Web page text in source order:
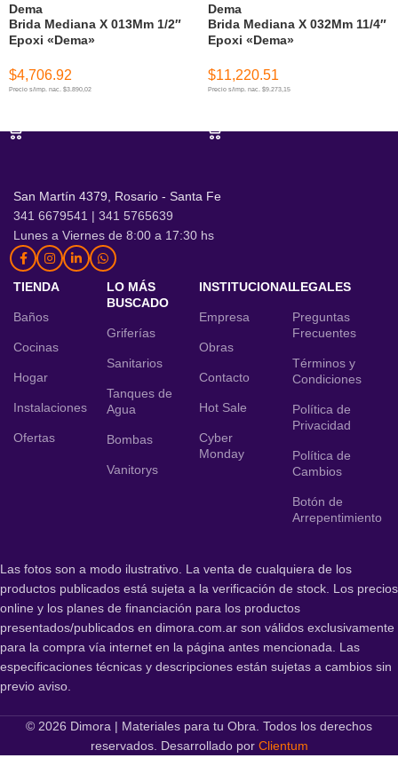
Brida Mediana X 013Mm 1/2″
Epoxi «Dema»
Dema
$4,706.92
Precio s/imp. nac. $3.890,02
Brida Mediana X 032Mm 11/4″
Epoxi «Dema»
Dema
$11,220.51
Precio s/imp. nac. $9.273,15
San Martín 4379, Rosario - Santa Fe
341 6679541 | 341 5765639
Lunes a Viernes de 8:00 a 17:30 hs
TIENDA
Baños
Cocinas
Hogar
Instalaciones
Ofertas
LO MÁS
BUSCADO
Griferías
Sanitarios
Tanques de
Agua
Bombas
Vanitorys
INSTITUCIONAL
Empresa
Obras
Contacto
Hot Sale
Cyber
Monday
LEGALES
Preguntas
Frecuentes
Términos y
Condiciones
Política de
Privacidad
Política de
Cambios
Botón de
Arrepentimiento
Las fotos son a modo ilustrativo. La venta de cualquiera de los
productos publicados está sujeta a la verificación de stock. Los precios
online y los planes de financiación para los productos
presentados/publicados en dimora.com.ar son válidos exclusivamente
para la compra vía internet en la página antes mencionada. Las
especificaciones técnicas y descripciones están sujetas a cambios sin
previo aviso.
© 2026 Dimora | Materiales para tu Obra. Todos los derechos
reservados. Desarrollado por Clientum